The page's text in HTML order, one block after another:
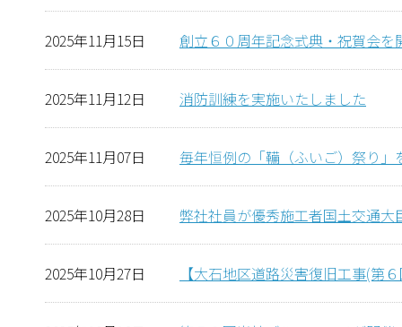
2025年11月15日 創立６０周年記念式典・祝賀会を
2025年11月12日 消防訓練を実施いたしました
2025年11月07日 毎年恒例の「鞴（ふいご）祭り」
2025年10月28日 弊社社員が優秀施工者国土交通
2025年10月27日 【大石地区道路災害復旧工事(第